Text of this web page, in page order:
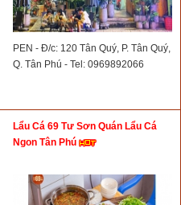
PEN - Đ/c: 120 Tân Quý, P. Tân Quý,
Q. Tân Phú - Tel: 0969892066
Lẩu Cá 69 Tư Sơn Quán Lẩu Cá
Ngon Tân Phú